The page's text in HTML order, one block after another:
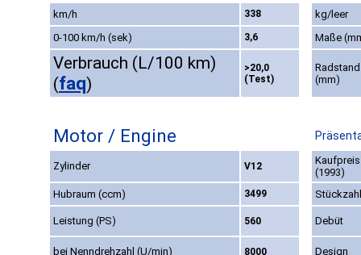
km/h 338
kg/leer
0-100 km/h (sek)
3,6 Maße
Verbrauch (L/100 km)
(faq)
>20,0
(Test)
Radstand
(mm)
Motor / Engine
Zylinder V12
Kaufpreis
(1993)
Hubraum (ccm)
3499 Stückzahl
Leistung (PS) 560 Debüt
bei Nenndrehzahl (U/min) 8000 Design